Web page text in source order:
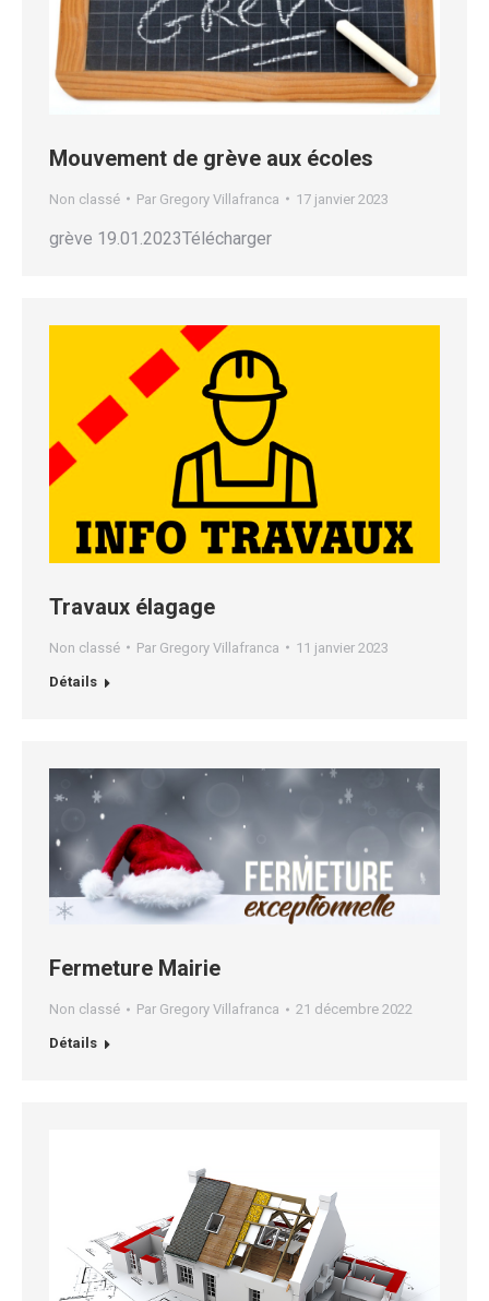
Mouvement de grève aux écoles
Non classé Par Gregory Villafranca 17 janvier 2023
grève 19.01.2023Télécharger
Travaux élagage
Non classé Par Gregory Villafranca 11 janvier 2023
Détails
Fermeture Mairie
Non classé Par Gregory Villafranca 21 décembre 2022
Détails